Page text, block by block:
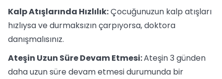
Kalp Atışlarında Hızlılık:Çocuğunuzun kalp atışları
hızlıysa ve durmaksızın çarpıyorsa, doktora
danışmalısınız.
Ateşin Uzun Süre Devam Etmesi:Ateşin 3 günden
daha uzun süre devam etmesi durumunda bir